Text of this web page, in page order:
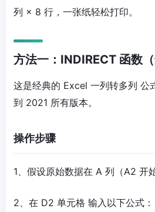
列 × 8 行 ，一张纸轻松打印。
方法一：INDIRECT 函数（
这是经典的 Excel 一列转多列 公
到 2021 所有版本。
操作步骤
1、假设原始数据在 A 列 （A2 开
2、在 D2 单元格 输入以下公式：